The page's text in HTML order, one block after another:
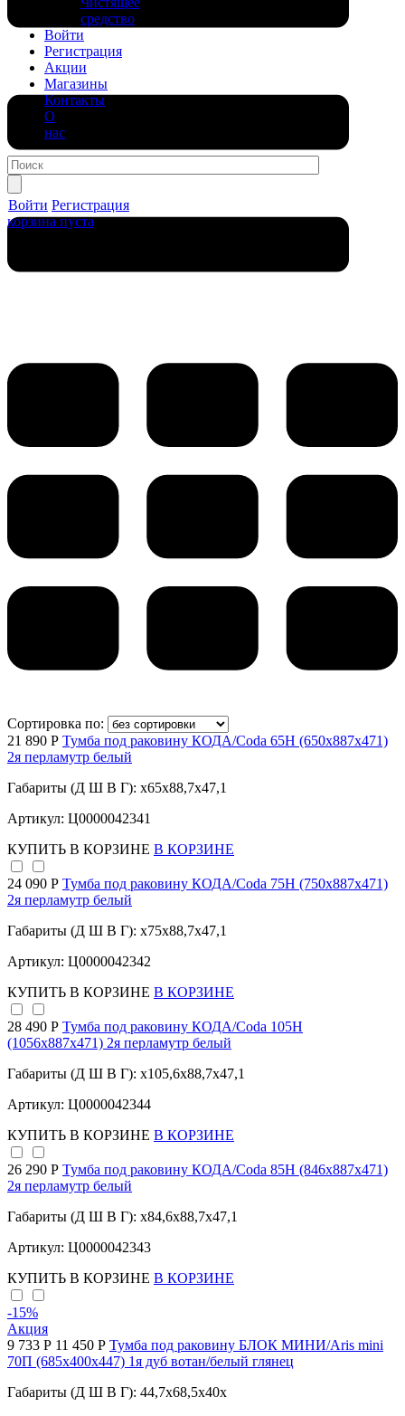
средство
Войти
Регистрация
Акции
Магазины
Контакты
О
нас
Войти Регистрация
корзина пуста
Сортировка по:
21 890 Р Тумба под раковину КОДА/Coda 65Н (650х887х471)
2я перламутр белый
Габариты (Д Ш В Г): x65x88,7x47,1
Артикул: Ц0000042341
КУПИТЬ В КОРЗИНЕ В КОРЗИНЕ
24 090 Р Тумба под раковину КОДА/Coda 75Н (750х887х471)
2я перламутр белый
Габариты (Д Ш В Г): x75x88,7x47,1
Артикул: Ц0000042342
КУПИТЬ В КОРЗИНЕ В КОРЗИНЕ
28 490 Р Тумба под раковину КОДА/Coda 105Н
(1056х887х471) 2я перламутр белый
Габариты (Д Ш В Г): x105,6x88,7x47,1
Артикул: Ц0000042344
КУПИТЬ В КОРЗИНЕ В КОРЗИНЕ
26 290 Р Тумба под раковину КОДА/Coda 85Н (846х887х471)
2я перламутр белый
Габариты (Д Ш В Г): x84,6x88,7x47,1
Артикул: Ц0000042343
КУПИТЬ В КОРЗИНЕ В КОРЗИНЕ
-15%
Акция
9 733 Р 11 450 Р Тумба под раковину БЛОК МИНИ/Aris mini
70П (685х400х447) 1я дуб вотан/белый глянец
Габариты (Д Ш В Г): 44,7x68,5x40x